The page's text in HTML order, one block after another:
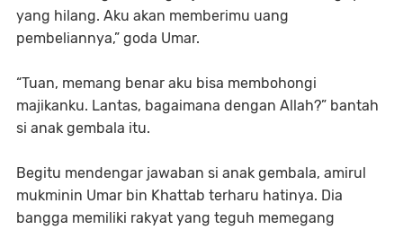
yang hilang. Aku akan memberimu uang
pembeliannya,” goda Umar.
“Tuan, memang benar aku bisa membohongi
majikanku. Lantas, bagaimana dengan Allah?” bantah
si anak gembala itu.
Begitu mendengar jawaban si anak gembala, amirul
mukminin Umar bin Khattab terharu hatinya. Dia
bangga memiliki rakyat yang teguh memegang